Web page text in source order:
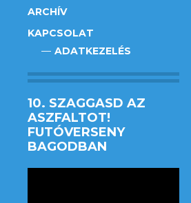
ARCHÍV
KAPCSOLAT
ADATKEZELÉS
10. SZAGGASD AZ
ASZFALTOT!
FUTÓVERSENY
BAGODBAN